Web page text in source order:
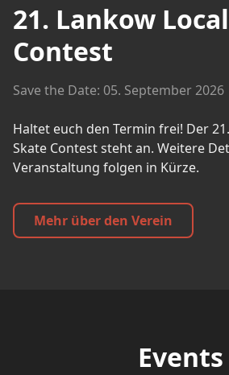
21. Lankow
Contest
Save the Date: 05. September 2026
Haltet euch den Termin frei! Der
Skate Contest steht an. Weitere
Veranstaltung folgen in Kürze.
Mehr über den Verein
Events